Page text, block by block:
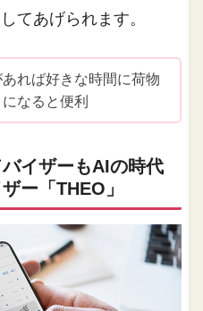
てあげられます。
れば好きな時間に荷物
なると便利
イザーもAIの時代
ー「THEO」